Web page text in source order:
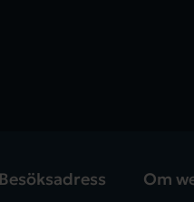
Besöksadress
Om